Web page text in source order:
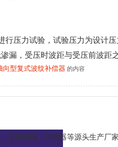
压力试验，试验压力为设计压
漏，受压时波距与受压前波距
向型复式波纹补偿器 的内容
通风蝶阀、卸料器等源头生产厂